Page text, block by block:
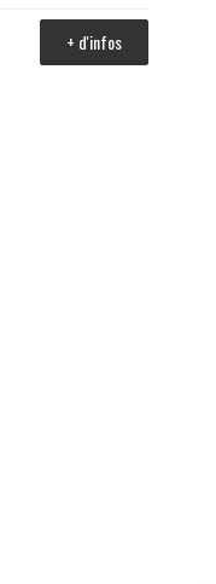
+ d'infos